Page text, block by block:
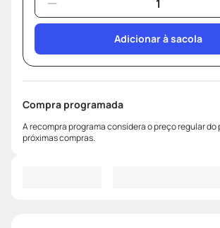
Adicionar à sacola
Compra programada
A recompra programa considera o preço regular do
próximas compras.